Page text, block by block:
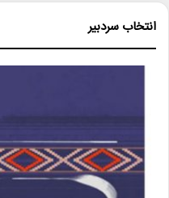
انتخاب سردبیر